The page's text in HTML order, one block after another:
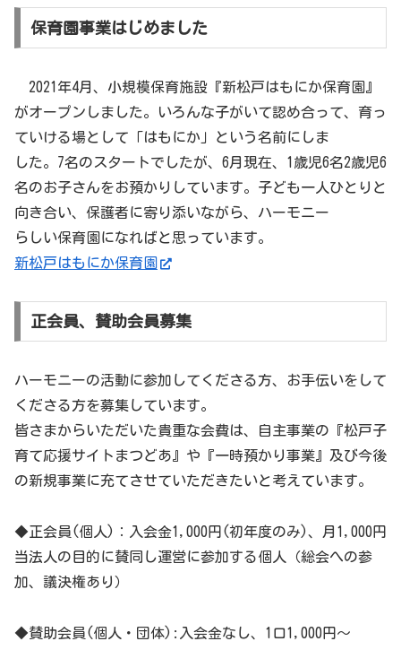
保育園事業はじめました
2021年4月、小規模保育施設『新松戸はもにか保育園』
がオープンしました。いろんな子がいて認め合って、育っ
ていける場として「はもにか」という名前にしま
した。7名のスタートでしたが、6月現在、1歳児6名2歳児6
名のお子さんをお預かりしています。子ども一人ひとりと
向き合い、保護者に寄り添いながら、ハーモニー
らしい保育園になればと思っています。
新松戸はもにか保育園
正会員、賛助会員募集
ハーモニーの活動に参加してくださる方、お手伝いをして
くださる方を募集しています。
皆さまからいただいた貴重な会費は、自主事業の『松戸子
育て応援サイトまつどあ』や『一時預かり事業』及び今後
の新規事業に充てさせていただきたいと考えています。
◆正会員(個人)：入会金1,000円(初年度のみ)、月1,000円
当法人の目的に賛同し運営に参加する個人（総会への参
加、議決権あり）
◆賛助会員(個人・団体):入会金なし、1口1,000円～